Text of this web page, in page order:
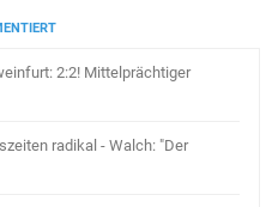
2:2! Mittelprächtiger
radikal - Walch: "Der